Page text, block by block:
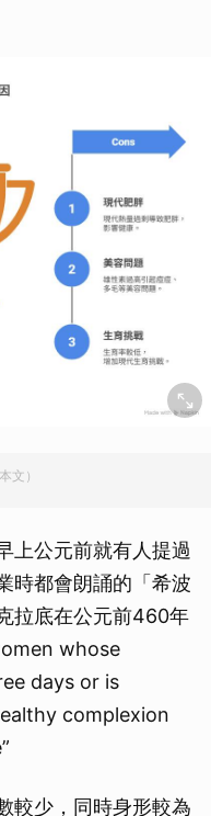
文）
上公元前就有人提過
時都會朗誦的「希波
拉底在公元前460年
whose
days or is
complexion
較少，同時身形較為